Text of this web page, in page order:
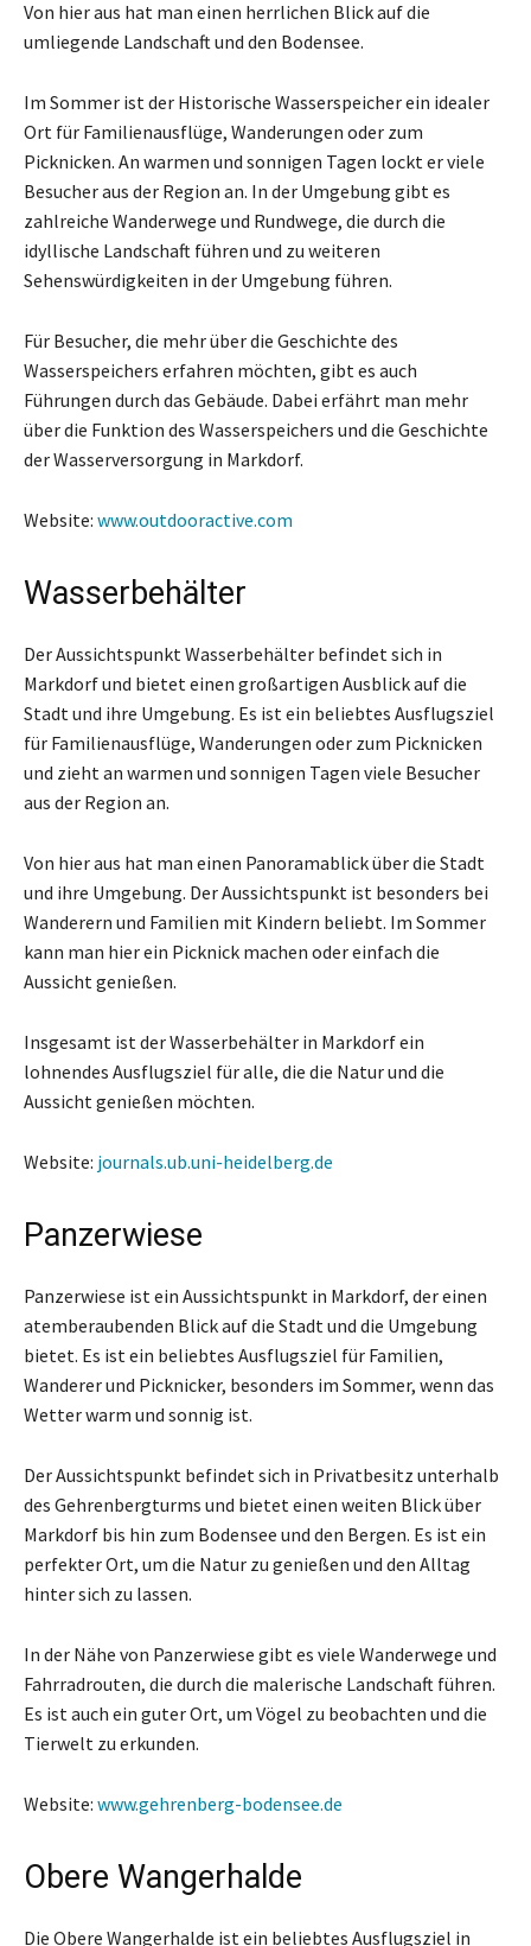
Von hier aus hat man einen herrlichen Blick auf die
umliegende Landschaft und den Bodensee.
Im Sommer ist der Historische Wasserspeicher ein idealer
Ort für Familienausflüge, Wanderungen oder zum
Picknicken. An warmen und sonnigen Tagen lockt er viele
Besucher aus der Region an. In der Umgebung gibt es
zahlreiche Wanderwege und Rundwege, die durch die
idyllische Landschaft führen und zu weiteren
Sehenswürdigkeiten in der Umgebung führen.
Für Besucher, die mehr über die Geschichte des
Wasserspeichers erfahren möchten, gibt es auch
Führungen durch das Gebäude. Dabei erfährt man mehr
über die Funktion des Wasserspeichers und die Geschichte
der Wasserversorgung in Markdorf.
Website: www.outdooractive.com
Wasserbehälter
Der Aussichtspunkt Wasserbehälter befindet sich in
Markdorf und bietet einen großartigen Ausblick auf die
Stadt und ihre Umgebung. Es ist ein beliebtes Ausflugsziel
für Familienausflüge, Wanderungen oder zum Picknicken
und zieht an warmen und sonnigen Tagen viele Besucher
aus der Region an.
Von hier aus hat man einen Panoramablick über die Stadt
und ihre Umgebung. Der Aussichtspunkt ist besonders bei
Wanderern und Familien mit Kindern beliebt. Im Sommer
kann man hier ein Picknick machen oder einfach die
Aussicht genießen.
Insgesamt ist der Wasserbehälter in Markdorf ein
lohnendes Ausflugsziel für alle, die die Natur und die
Aussicht genießen möchten.
Website: journals.ub.uni-heidelberg.de
Panzerwiese
Panzerwiese ist ein Aussichtspunkt in Markdorf, der einen
atemberaubenden Blick auf die Stadt und die Umgebung
bietet. Es ist ein beliebtes Ausflugsziel für Familien,
Wanderer und Picknicker, besonders im Sommer, wenn das
Wetter warm und sonnig ist.
Der Aussichtspunkt befindet sich in Privatbesitz unterhalb
des Gehrenbergturms und bietet einen weiten Blick über
Markdorf bis hin zum Bodensee und den Bergen. Es ist ein
perfekter Ort, um die Natur zu genießen und den Alltag
hinter sich zu lassen.
In der Nähe von Panzerwiese gibt es viele Wanderwege und
Fahrradrouten, die durch die malerische Landschaft führen.
Es ist auch ein guter Ort, um Vögel zu beobachten und die
Tierwelt zu erkunden.
Website: www.gehrenberg-bodensee.de
Obere Wangerhalde
Die Obere Wangerhalde ist ein beliebtes Ausflugsziel in